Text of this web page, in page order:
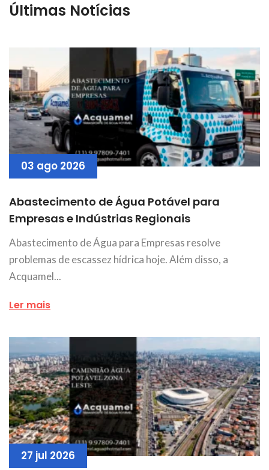
Últimas Notícias
03 ago 2026
Abastecimento de Água Potável para
Empresas e Indústrias Regionais
Abastecimento de Água para Empresas resolve
problemas de escassez hídrica hoje. Além disso, a
Acquamel...
Ler mais
27 jul 2026